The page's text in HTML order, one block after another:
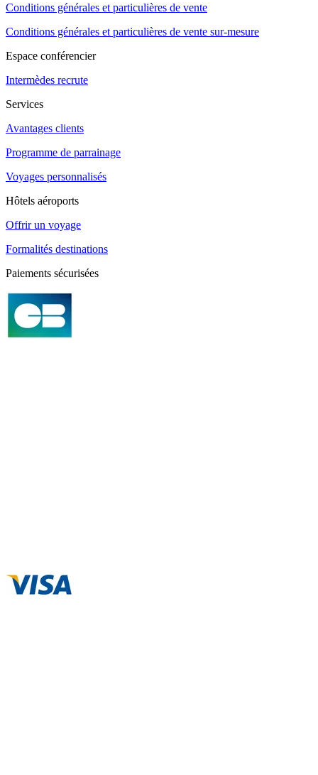
Conditions générales et particulières de vente
Conditions générales et particulières de vente sur-mesure
Espace conférencier
Intermèdes recrute
Services
Avantages clients
Programme de parrainage
Voyages personnalisés
Hôtels aéroports
Offrir un voyage
Formalités destinations
Paiements sécurisées